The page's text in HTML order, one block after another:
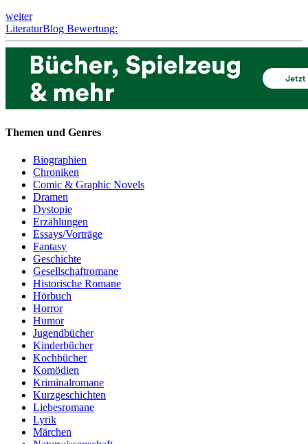
weiter
LiteraturBlog Bewertung:
Themen und Genres
Biographien
Chroniken
Comic & Graphic Novels
Dramen
Dystopie
Erzählungen
Essays/Vorträge
Fantasy
Geschichte
Gesellschaftromane
Historische Romane
Hörbuch
Horror
Humor
Jugendbücher
Kinderbücher
Kochbücher
Komödien
Kriminalromane
Kurzgeschichten
Liebesromane
Lyrik
Märchen